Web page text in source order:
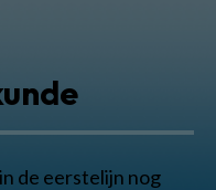
de eerstelijn nog